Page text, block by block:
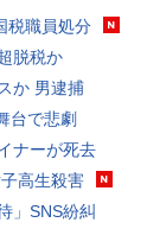
税職員処分
脱税か
か 男逮捕
台で悲劇
ナーが死去
高生殺害
」SNS紛糾